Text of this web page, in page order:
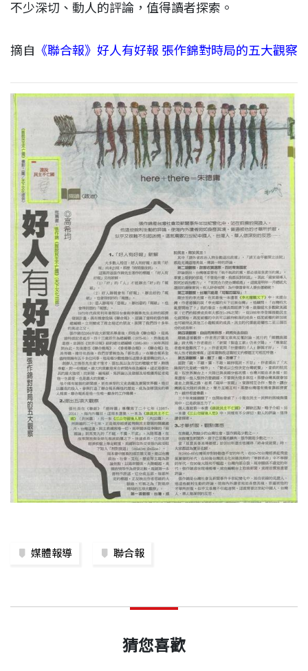
不少深切、動人的評論，值得讀者探索。
摘自 《聯合報》好人有好報 張作錦對時局的五大觀察
媒體報導 聯合報
猜您喜歡